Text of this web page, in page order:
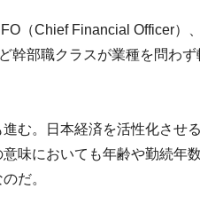
（Chief Financial Officer）
幹部職クラスが業種を問わ
む。日本経済を活性化させ
味においても年齢や勤続年
だ。